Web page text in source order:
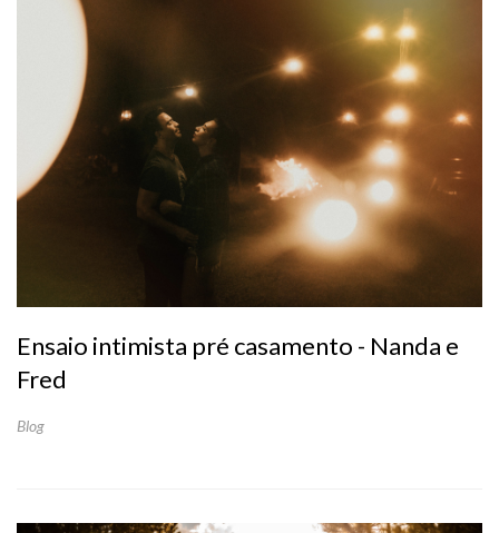
Ensaio intimista pré casamento - Nanda e
Fred
Blog